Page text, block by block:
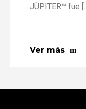
JÚPITER™ fue
Ver más